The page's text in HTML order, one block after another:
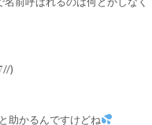
)
助かるんですけどね